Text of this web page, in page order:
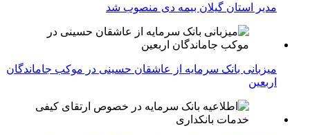
مدیر استان گیلان بیمه دی منصوب شد
میزبانی بانک سرمایه از عاشقان حسینی در موکب جاماندگان
اربعین